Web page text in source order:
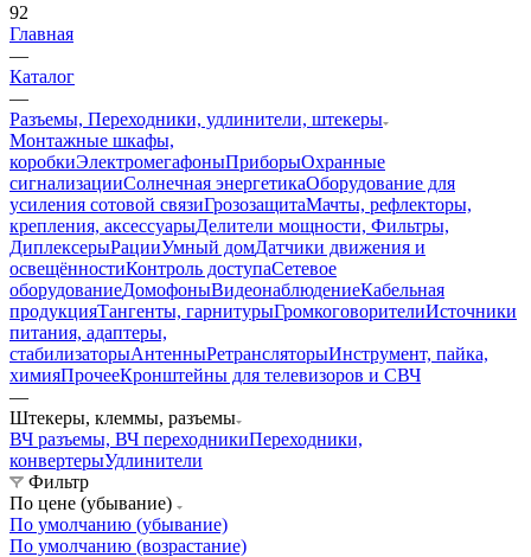
92
Главная
—
Каталог
—
Разъемы, Переходники, удлинители, штекеры
Монтажные шкафы,
коробкиЭлектромегафоныПриборыОхранные
сигнализацииСолнечная энергетикаОборудование для
усиления сотовой связиГрозозащитаМачты, рефлекторы,
крепления, аксессуарыДелители мощности, Фильтры,
ДиплексерыРацииУмный домДатчики движения и
освещённостиКонтроль доступаСетевое
оборудованиеДомофоныВидеонаблюдениеКабельная
продукцияТангенты, гарнитурыГромкоговорителиИсточники
питания, адаптеры,
стабилизаторыАнтенныРетрансляторыИнструмент, пайка,
химияПрочееКронштейны для телевизоров и СВЧ
—
Штекеры, клеммы, разъемы
ВЧ разъемы, ВЧ переходникиПереходники,
конвертерыУдлинители
Фильтр
По цене (убывание)
По умолчанию (убывание)
По умолчанию (возрастание)